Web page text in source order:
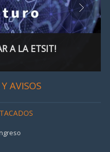
A LA ETSIT!
AVISOS